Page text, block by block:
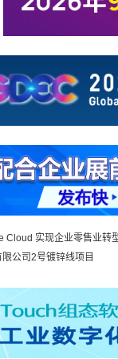
Cloud 实现企业零售业转
公司2号镀锌线项目